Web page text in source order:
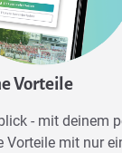
Vorteile
- mit deinem
Vorteile mit nur